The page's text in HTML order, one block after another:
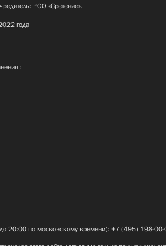
РОО «Сретение».
года
до 20:00 по московскому времени): +7 (495) 198-